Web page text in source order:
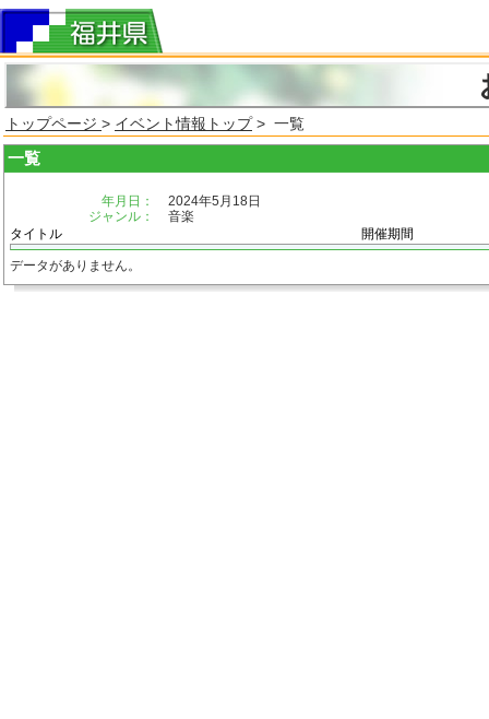
トップページ > イベント情報トップ> 一覧
一覧
年月日：
2024年5月18日
ジャンル：
音楽
タイトル
開催期間
データがありません。